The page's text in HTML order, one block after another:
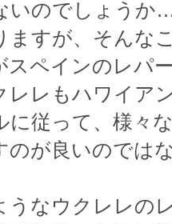
いのでしょうか
ますが、そんな
スペインのレパ
レレもハワイア
に従って、様々
のが良いのでは
うなウクレレの